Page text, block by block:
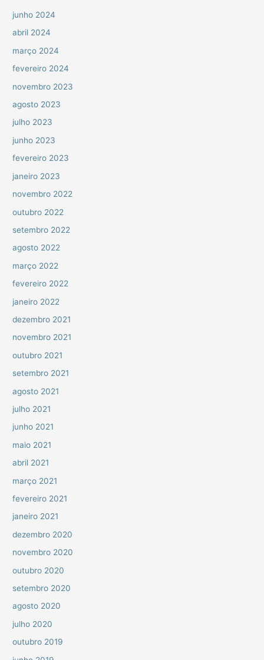
junho 2024
abril 2024
março 2024
fevereiro 2024
novembro 2023
agosto 2023
julho 2023
junho 2023
fevereiro 2023
janeiro 2023
novembro 2022
outubro 2022
setembro 2022
agosto 2022
março 2022
fevereiro 2022
janeiro 2022
dezembro 2021
novembro 2021
outubro 2021
setembro 2021
agosto 2021
julho 2021
junho 2021
maio 2021
abril 2021
março 2021
fevereiro 2021
janeiro 2021
dezembro 2020
novembro 2020
outubro 2020
setembro 2020
agosto 2020
julho 2020
outubro 2019